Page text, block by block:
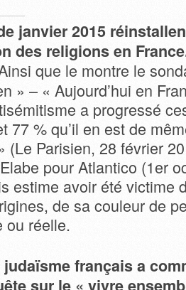
janvier 2015
des religions en
que le montre le
» – « Aujourd’hui en
a progressé
77 % qu’il en est de
(Le Parisien, 28 février
pour Atlantico (1er
estime avoir été victime
de sa couleur de
ou réelle.
français a
sur le « vivre